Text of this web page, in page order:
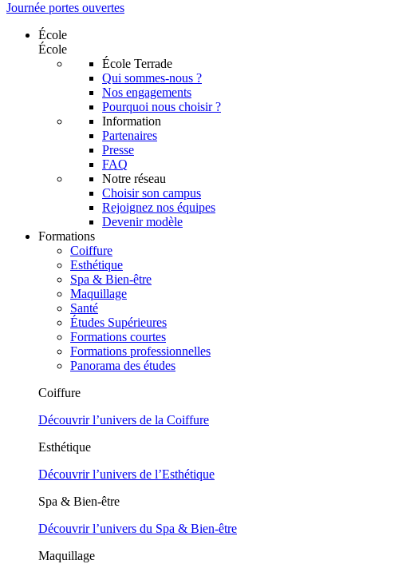
Journée portes ouvertes
École
École
École Terrade
Qui sommes-nous ?
Nos engagements
Pourquoi nous choisir ?
Information
Partenaires
Presse
FAQ
Notre réseau
Choisir son campus
Rejoignez nos équipes
Devenir modèle
Formations
Coiffure
Esthétique
Spa & Bien-être
Maquillage
Santé
Études Supérieures
Formations courtes
Formations professionnelles
Panorama des études
Coiffure
Découvrir l’univers de la Coiffure
Esthétique
Découvrir l’univers de l’Esthétique
Spa & Bien-être
Découvrir l’univers du Spa & Bien-être
Maquillage